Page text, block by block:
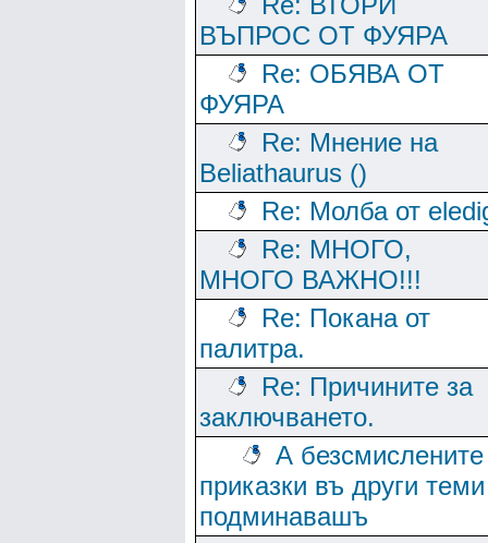
ВЪПРОС ОТ ФУЯРА
Re: ОБЯВА ОТ
ФУЯРА
Re: Мнение на
Beliathaurus ()
Re: Молба от
Re: МНОГО,
МНОГО ВАЖНО!!!
Re: Покана от
палитра.
Re: Причините за
заключването.
А безсмислените
приказки въ други теми
подминавашъ